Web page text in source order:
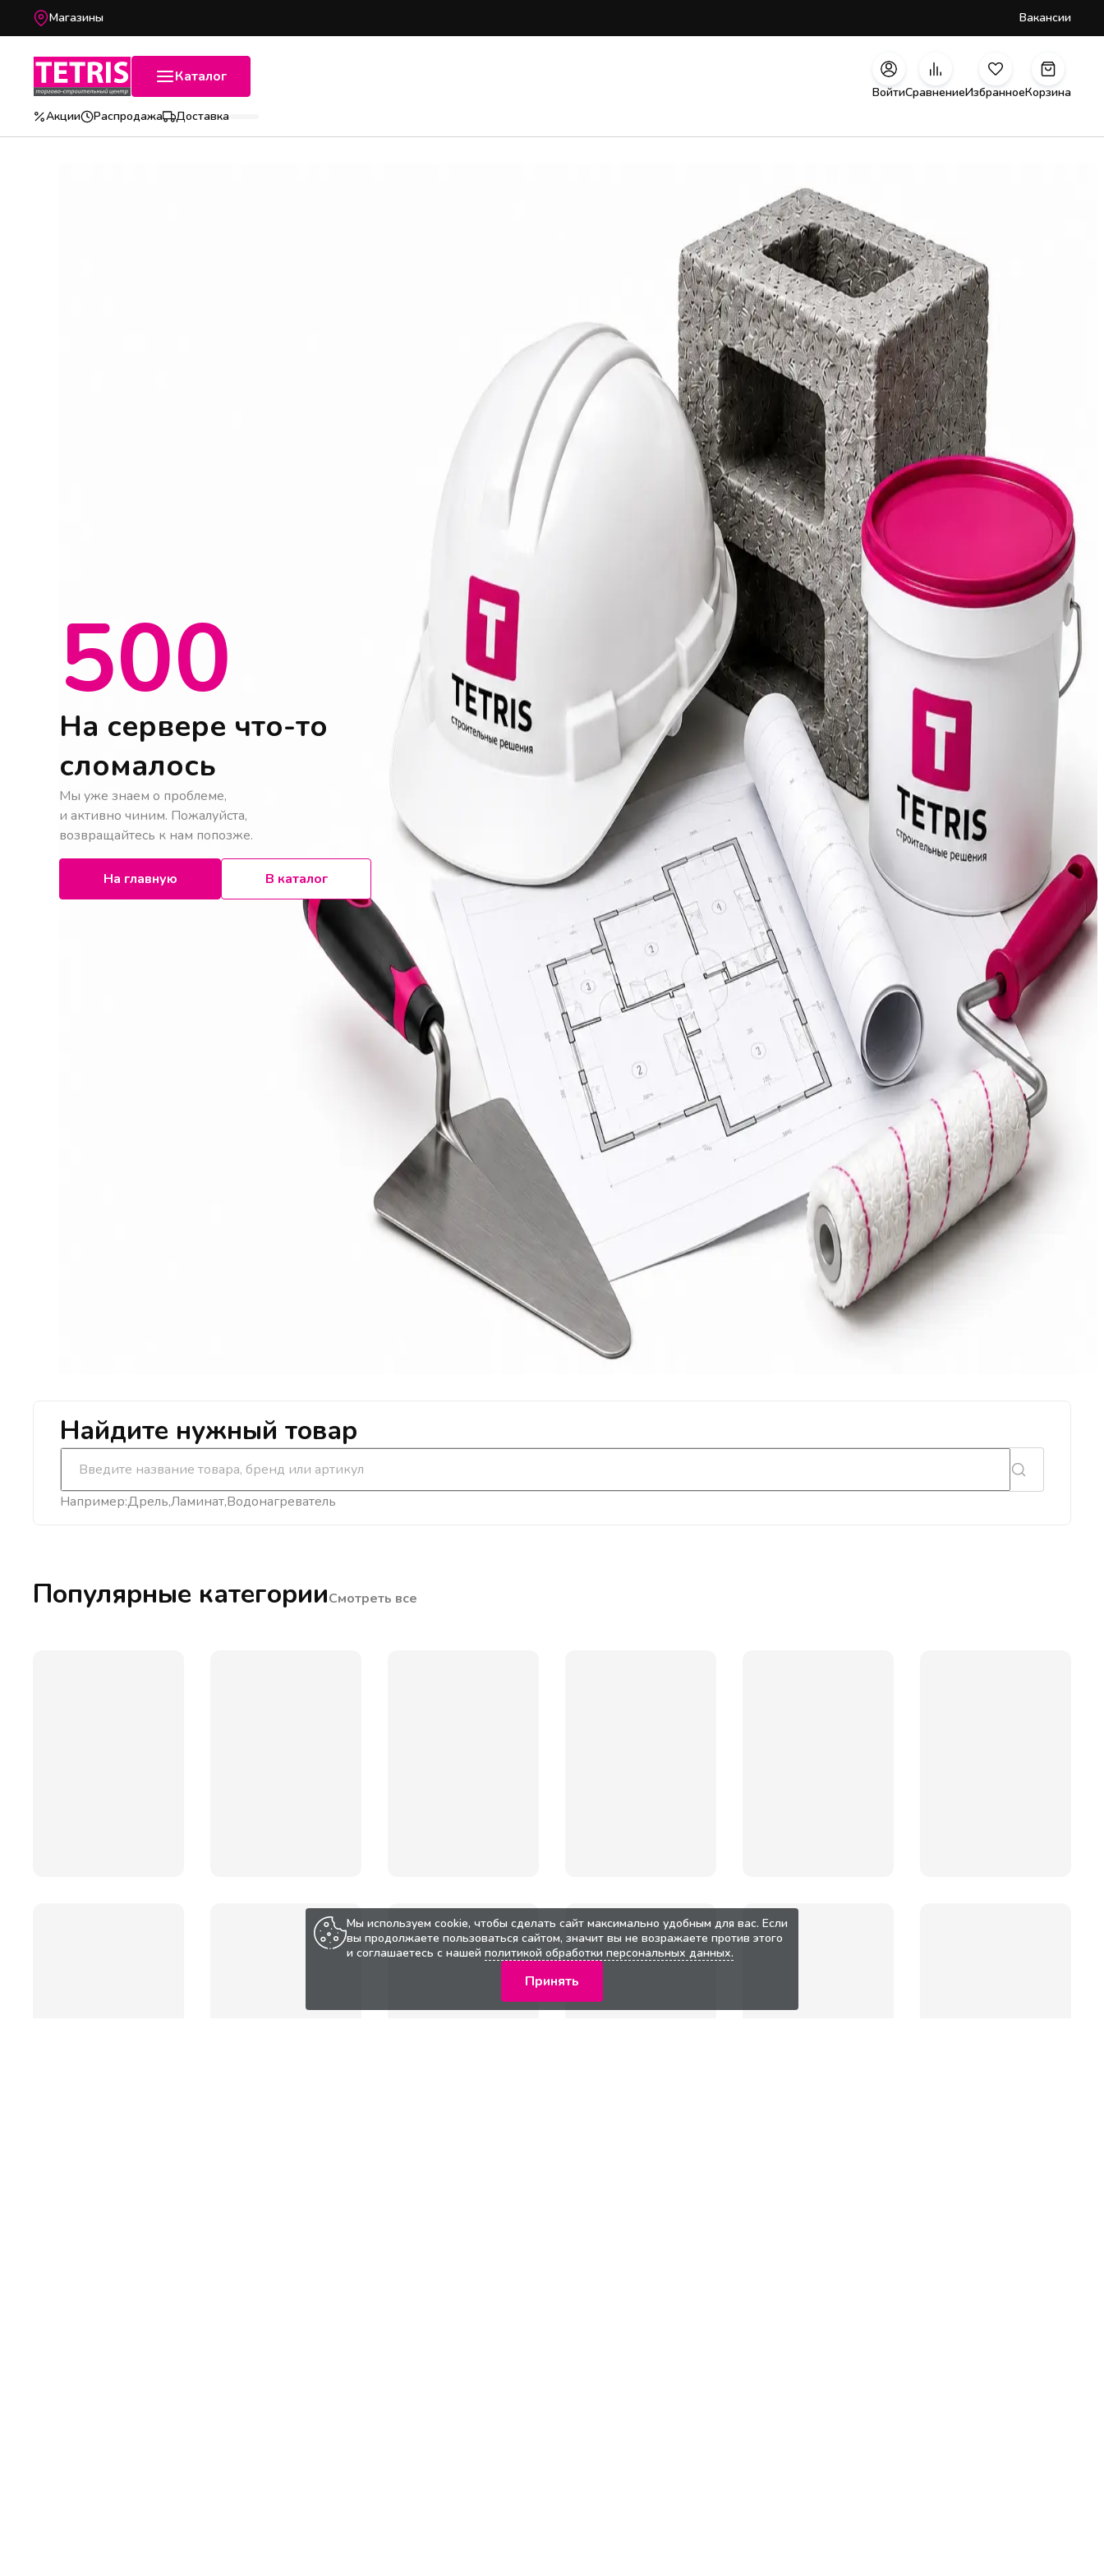
Магазины Вакансии
Каталог
ВойтиСравнениеИзбранноеКорзина
Акции
Распродажа Доставка
500
На сервере что-то
сломалось
Мы уже знаем о проблеме,
и активно чиним. Пожалуйста,
возвращайтесь к нам попозже.
На главную В каталог
Найдите нужный товар
Например:ДрельЛаминатВодонагреватель
Популярные категорииСмотреть все
Мы используем cookie, чтобы сделать сайт максимально удобным для вас. Если
вы продолжаете пользоваться сайтом, значит вы не возражаете против этого
и соглашаетесь с нашей политикой обработки персональных данных.
Принять